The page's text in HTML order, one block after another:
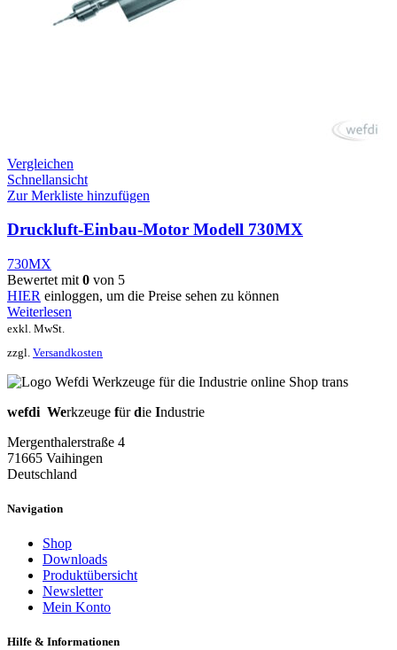
Vergleichen
Schnellansicht
Zur Merkliste hinzufügen
Druckluft-Einbau-Motor Modell 730MX
730MX
Bewertet mit 0 von 5
HIER einloggen, um die Preise sehen zu können
Weiterlesen
exkl. MwSt.
zzgl. Versandkosten
wefdi Werkzeuge fürdie Industrie
Mergenthalerstraße 4
71665 Vaihingen
Deutschland
Navigation
Shop
Downloads
Produktübersicht
Newsletter
Mein Konto
Hilfe & Informationen